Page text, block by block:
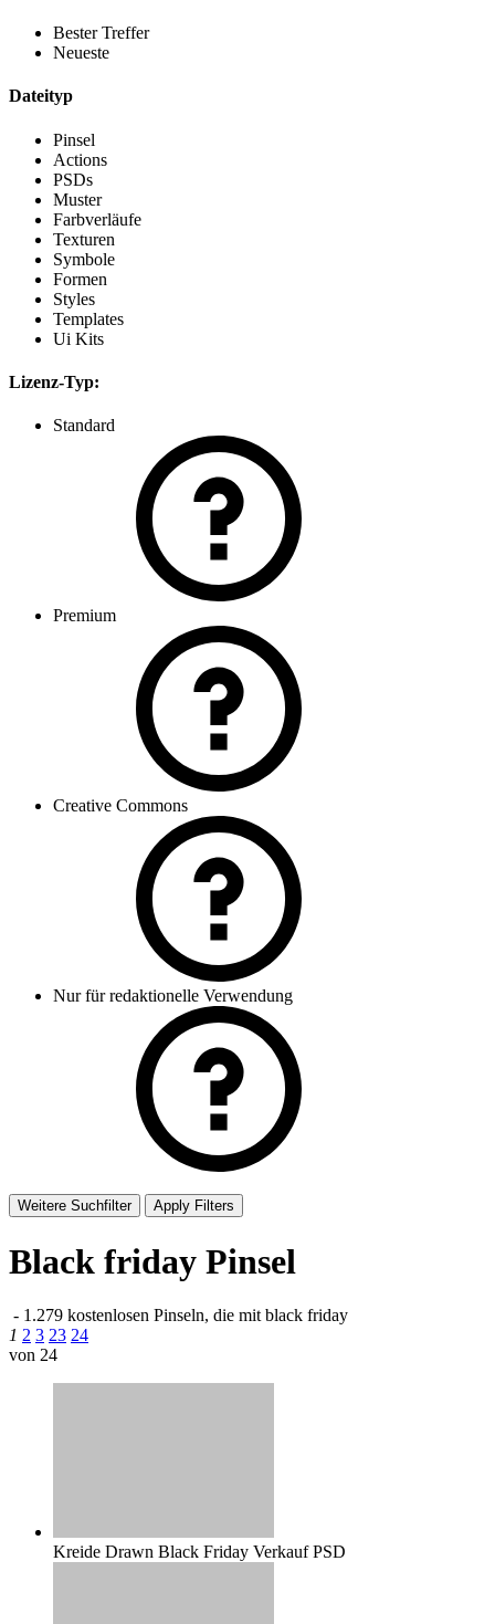
Bester Treffer
Neueste
Dateityp
Pinsel
Actions
PSDs
Muster
Farbverläufe
Texturen
Symbole
Formen
Styles
Templates
Ui Kits
Lizenz-Typ:
Standard
Premium
Creative Commons
Nur für redaktionelle Verwendung
Weitere Suchfilter Apply Filters
Black friday Pinsel
- 1.279 kostenlosen Pinseln, die mit black friday
1 2 3 23 24
von 24
Kreide Drawn Black Friday Verkauf PSD